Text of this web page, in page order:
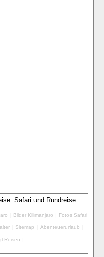
Safari und Rundreise.
Bilder Kilimanjaro Fotos Safari
Sitemap Abenteuerurlaub
Reisen